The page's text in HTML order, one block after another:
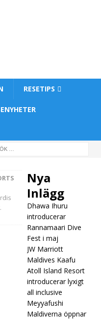
RESETIPS
[ 1
2026
]
Nya
Inlägg
Dhawa Ihuru
introducerar
Rannamaari Dive
Fest i maj
JW Marriott
Maldives Kaafu
Atoll Island Resort
introducerar lyxigt
all inclusive
Meyyafushi
Maldiverna öppnar